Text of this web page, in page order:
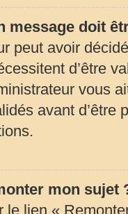
message doit
peut avoir
d’être
vous
avant d’être
mon sujet
le lien «